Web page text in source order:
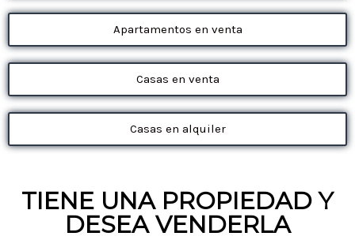
Apartamentos en venta
Casas en venta
Casas en alquiler
TIENE UNA PROPIEDAD Y
DESEA VENDERLA